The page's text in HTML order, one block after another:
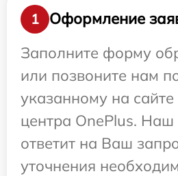
1
Оформление
Заполните форму
или позвоните нам
указанному на сайте
центра OnePlus.
ответит на Ваш
уточнения